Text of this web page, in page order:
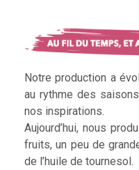
Notre production a
au rythme des
nos inspirations.
Aujourd’hui, nous
fruits, un peu de
de l’huile de tournesol.